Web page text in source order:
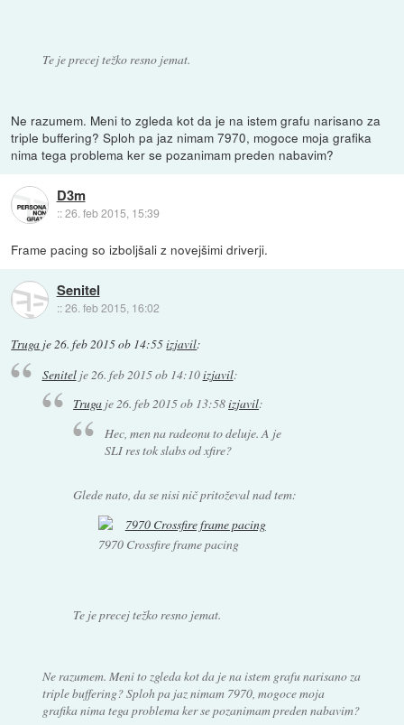
Te je precej težko resno jemat.
Ne razumem. Meni to zgleda kot da je na istem grafu narisano za
triple buffering? Sploh pa jaz nimam 7970, mogoce moja grafika
nima tega problema ker se pozanimam preden nabavim?
D3m
::26. feb 2015, 15:39
Frame pacing so izboljšali z novejšimi driverji.
Senitel
::26. feb 2015, 16:02
Truga je26. feb 2015 ob 14:55izjavil:
Senitelje 26. feb 2015 ob 14:10izjavil:
Truga je26. feb 2015 ob 13:58izjavil:
Hec, men na radeonu to deluje. A je
SLI res tok slabs od xfire?
Glede nato, da se nisi nič pritoževal nad tem:
7970 Crossfire frame pacing
Te je precej težko resno jemat.
Ne razumem. Meni to zgleda kot da je na istem grafu narisano za
triple buffering? Sploh pa jaz nimam 7970, mogoce moja
grafika nima tega problema ker se pozanimam preden nabavim?